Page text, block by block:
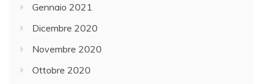
Gennaio 2021
Dicembre 2020
Novembre 2020
Ottobre 2020